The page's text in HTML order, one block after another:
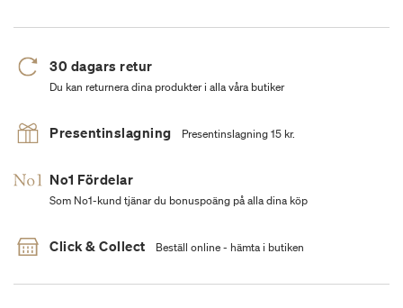
30 dagars retur
Du kan returnera dina produkter i alla våra butiker
Presentinslagning Presentinslagning 15 kr.
No1 Fördelar
Som No1-kund tjänar du bonuspoäng på alla dina köp
Click & Collect Beställ online - hämta i butiken